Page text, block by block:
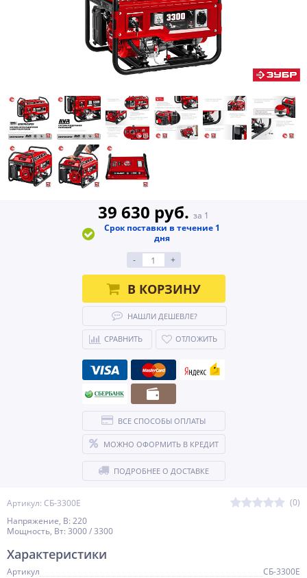
Артикул: СБ-3300Е
(0)
Напряжение, В: 220
Мощность, Вт: 3000 / 3300
39 630 руб. за 1
Срок поставки в течение 1
дня
-
+
В КОРЗИНУ
НАШЛИ ДЕШЕВЛЕ?
СРАВНИТЬ ОТЛОЖИТЬ
ВСЕ СПОСОБЫ ОПЛАТЫ
МОЖНО ОФОРМИТЬ В КРЕДИТ
ПОДРОБНЕЕ О ДОСТАВКЕ
Характеристики
Артикул
СБ-3300Е